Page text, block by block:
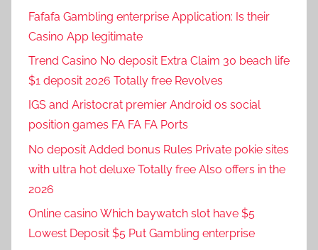
Fafafa Gambling enterprise Application: Is their
Casino App legitimate
Trend Casino No deposit Extra Claim 30 beach life
$1 deposit 2026 Totally free Revolves
IGS and Aristocrat premier Android os social
position games FA FA FA Ports
No deposit Added bonus Rules Private pokie sites
with ultra hot deluxe Totally free Also offers in the
2026
Online casino Which baywatch slot have $5
Lowest Deposit $5 Put Gambling enterprise